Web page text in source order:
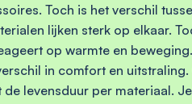
Toch is het verschil
lijken sterk op elkaar.
op warmte en
in comfort en
de levensduur per materiaal.